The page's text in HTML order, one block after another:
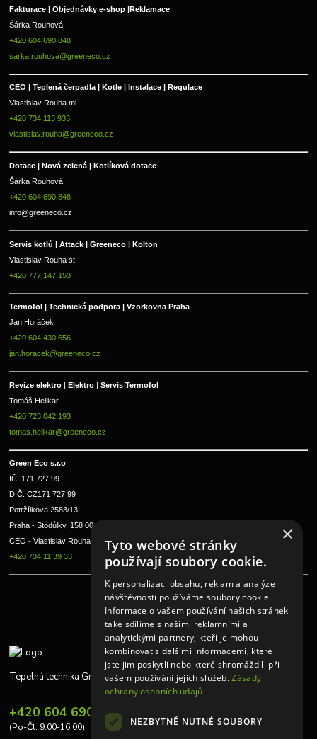
Fakturace | Objednávky e-shop |Reklamace
Šárka Rouhová
+420 604 690 848
sarka.rouhova@greeneco.cz
CEO | Teplená čerpadla | Kotle | Instalace | Regulace
Vlastislav Rouha ml.
+420 734 113 933
vlastislav.rouha@greeneco.cz
Dotace | Nová zelená | Kotlíková dotace
Šárka Rouhová
+420 604 690 848
info@greeneco.cz
Servis kotlů | Attack | Greeneco | Kolton
Vlastislav Rouha st.
+420 777 147 153
Termofol | Technická podpora | Vzorkovna Praha
Jan Horáček
+420 604 430 656
jan.horacek@greeneco.cz
Revize elektro | Elektro | Servis Termofol
Tomáš Helikar
+420 723 042 193
tomas.helikar@greeneco.cz
Green Eco s.r.o
IČ: 171 727 99
DIČ: CZ171 727 99
Petržílkova 2583/13,
Praha - Stodůlky, 158 00
CEO - Vlastislav Rouha ml.
+420 734 11 39 33
Tepelná technika Greeneco
+420 604 690 848
(Po-Čt: 9:00-16:00)
×
Tyto webové stránky
používají soubory cookie.
K personalizaci obsahu, reklam a analýze
návštěvnosti používáme soubory cookie.
Informace o vašem používání našich stránek
také sdílíme s našimi reklamními a
analytickými partnery, kteří je mohou
kombinovat s dalšími informacemi, které
jste jim poskytli nebo které shromáždili při
vašem používání jejich služeb.Zásady
ochrany osobních údajů
NEZBYTNĚ NUTNÉ SOUBORY